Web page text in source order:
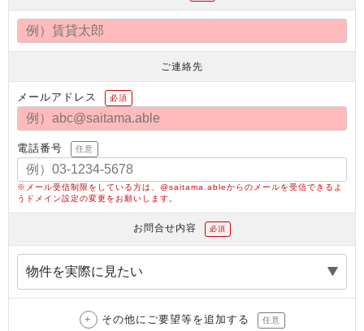
ご連絡先
メールアドレス 必須
電話番号 任意
※メール受信制限をしている方は、@saitama.ableからのメールを受信できるよ
うドメイン設定の変更をお願いします。
お問合せ内容 必須
その他にご要望等を追加する 任意